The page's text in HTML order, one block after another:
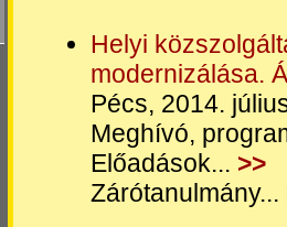
Helyi
modernizálása.
Pécs, 2014.
Meghívó,
Előadások... >>
Zárótanulmány...